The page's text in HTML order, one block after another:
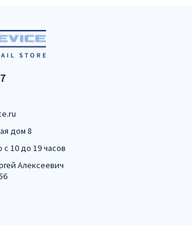
дом 8
10 до 19 часов
Алексеевич